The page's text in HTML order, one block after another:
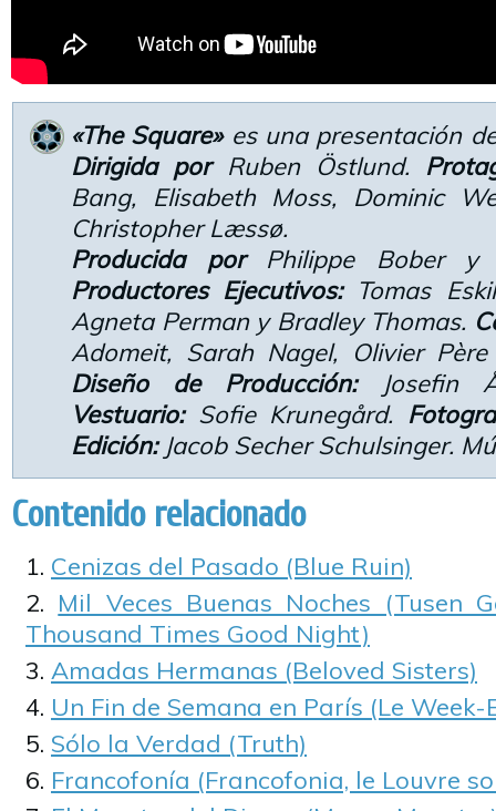
«The Square»es una presentación
Dirigida porRuben Östlund.
Bang, Elisabeth Moss, Dominic
Christopher Læssø.
Producida porPhilippe Bober y
Productores Ejecutivos:Tomas
Agneta Perman y Bradley Thomas.
Adomeit, Sarah Nagel, Olivier
Diseño de Producción:Josefin
Vestuario:Sofie Krunegård.
Edición:Jacob Secher Schulsinger.
Contenido relacionado
Cenizas del Pasado (Blue Ruin)
Mil Veces Buenas Noches (Tusen
Thousand Times Good Night)
Amadas Hermanas (Beloved Sisters)
Un Fin de Semana en París (Le Week-
Sólo la Verdad (Truth)
Francofonía (Francofonia, le Louvre